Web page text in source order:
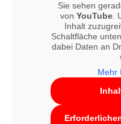
Sie sehen
von YouTube.
Inhalt
Schaltfläche
dabei Daten an
Mehr